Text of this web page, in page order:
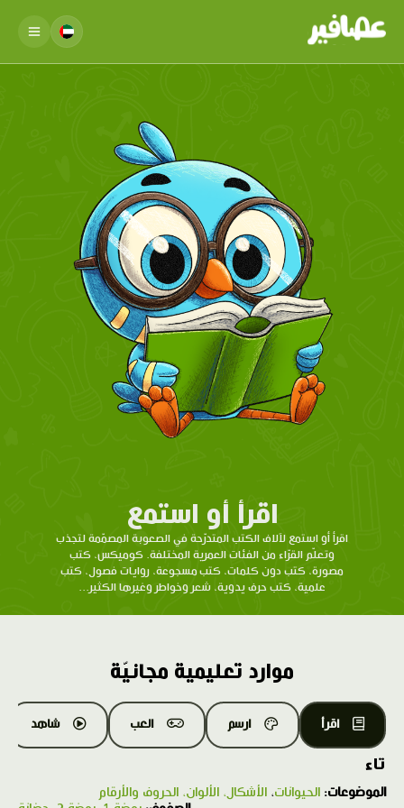
اقرأ أو استمع
اقرأ أو استمع لآلاف الكتب المتدرّحة في الصعوبة المصمّمة لتجذب
وتعلّم القرّاء من الفئات العمرية المختلفة. كوميكس، كتب
مصورة، كتب دون كلمات، كتب مسجوعة، روايات فصول، كتب
علمية، كتب حرف يدوية، شعر وخواطر وغيرها الكثير...
موارد تعليمية مجانيّة
اقرأ ارسم العب شاهد
تاء
الموضوعات: الحيوانات، الأشكال، الألوان، الحروف والأرقام